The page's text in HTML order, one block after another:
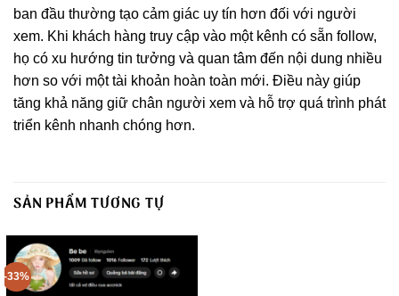
ban đầu thường tạo cảm giác uy tín hơn đối với người
xem. Khi khách hàng truy cập vào một kênh có sẵn follow,
họ có xu hướng tin tưởng và quan tâm đến nội dung nhiều
hơn so với một tài khoản hoàn toàn mới. Điều này giúp
tăng khả năng giữ chân người xem và hỗ trợ quá trình phát
triển kênh nhanh chóng hơn.
SẢN PHẨM TƯƠNG TỰ
-33%